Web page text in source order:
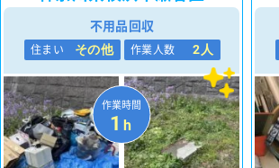
不用品回収
住まい その他 作業人数 2人
作業時間
1 h